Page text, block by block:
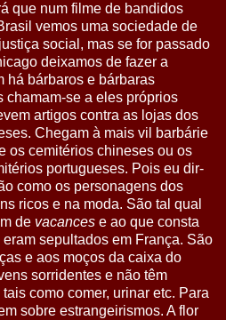
que num filme de bandidos
vemos uma sociedade de
social, mas se for passado
deixamos de fazer a
há bárbaros e bárbaras
chamam-se a eles próprios
artigos contra as lojas dos
Chegam à mais vil barbárie
os cemitérios chineses ou os
portugueses. Pois eu dir-
como os personagens dos
ricos e na moda. São tal qual
de vacances e ao que consta
sepultados em França. São
e aos moços da caixa do
sorridentes e não têm
como comer, urinar etc. Para
sobre estrangeirismos. A flor